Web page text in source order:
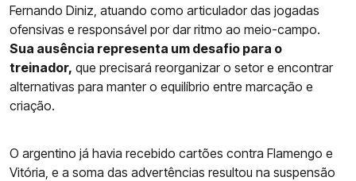
Fernando Diniz, atuando como articulador das jogadas
ofensivas e responsável por dar ritmo ao meio-campo.
Sua ausência representa um desafio para o
treinador, que precisará reorganizar o setor e encontrar
alternativas para manter o equilíbrio entre marcação e
criação.
O argentino já havia recebido cartões contra Flamengo e
Vitória, e a soma das advertências resultou na suspensão